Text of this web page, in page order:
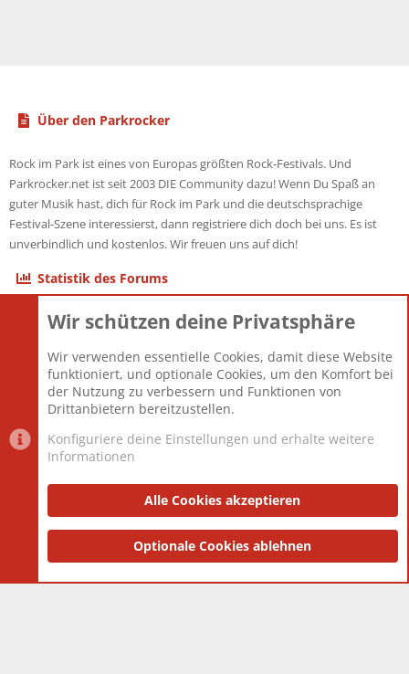
Über den Parkrocker
Rock im Park ist eines von Europas größten Rock-Festivals. Und
Parkrocker.net ist seit 2003 DIE Community dazu! Wenn Du Spaß an
guter Musik hast, dich für Rock im Park und die deutschsprachige
Festival-Szene interessierst, dann registriere dich doch bei uns. Es ist
unverbindlich und kostenlos. Wir freuen uns auf dich!
Statistik des Forums
Themen
Mitglieder
12.427
Neuestes Mitglied
Berlin
Datenschutzerklärung Impressum
Community platform by XenForo® © 2010-2025 XenForo Ltd.
and add-ons by ThemeHouse
Wir schützen deine Privatsphäre
Wir verwenden essentielle Cookies, damit diese Website
funktioniert, und optionale Cookies, um den Komfort bei
der Nutzung zu verbessern und Funktionen von
Drittanbietern bereitzustellen.
Konfiguriere deine Einstellungen und erhalte weitere
Informationen
Alle Cookies akzeptieren
Optionale Cookies ablehnen